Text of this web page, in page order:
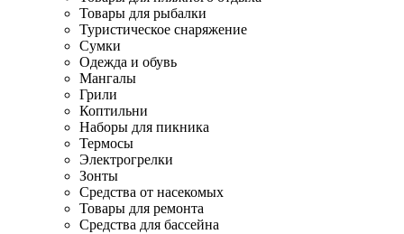
Товары для рыбалки
Туристическое снаряжение
Сумки
Одежда и обувь
Мангалы
Грили
Коптильни
Наборы для пикника
Термосы
Электрогрелки
Зонты
Средства от насекомых
Товары для ремонта
Средства для бассейна